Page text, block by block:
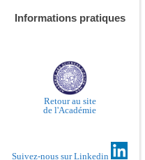
Informations pratiques
Retour au site
de l'Académie
Suivez-nous sur Linkedin